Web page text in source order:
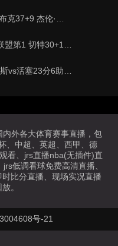
林伤退 弗拉格19中4
小卡连续56场20+
塞23分6助！集锦
外各大体育赛事直播，包
、中超、英超、西甲、德
看、jrs直播nba(无插件)直
低调看球免费高清直播、
比分直播、现场实况直播
。
号-21